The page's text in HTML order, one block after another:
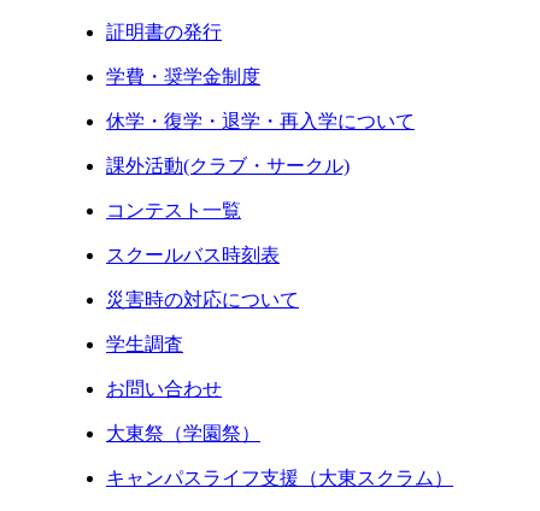
証明書の発行
学費・奨学金制度
休学・復学・退学・再入学について
課外活動(クラブ・サークル)
コンテスト一覧
スクールバス時刻表
災害時の対応について
学生調査
お問い合わせ
大東祭（学園祭）
キャンパスライフ支援（大東スクラム）